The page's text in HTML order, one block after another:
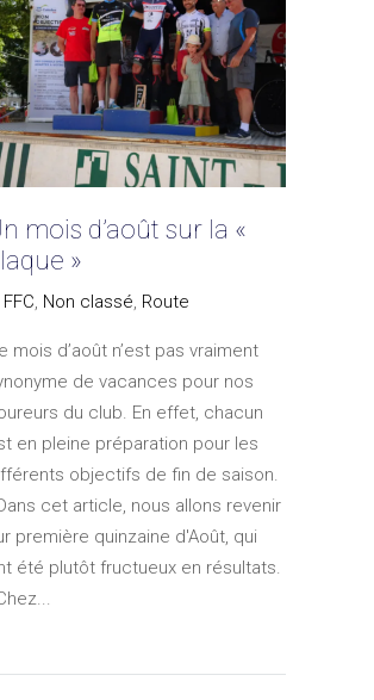
mois d’août sur la «
»
FFC, Non classé, Route
mois d’août n’est pas vraiment
de vacances pour nos
du club. En effet, chacun
en pleine préparation pour les
objectifs de fin de saison.
cet article, nous allons revenir
première quinzaine d'Août, qui
été plutôt fructueux en résultats.